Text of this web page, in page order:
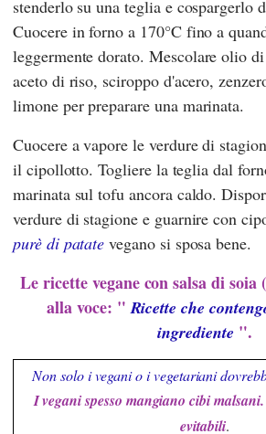
stenderlo su una teglia e cospargerlo
Cuocere in forno a 170°C fino a
leggermente dorato. Mescolare olio
aceto di riso, sciroppo d'acero,
limone per preparare una marinata.
Cuocere a vapore le verdure di
il cipollotto. Togliere la teglia dal
marinata sul tofu ancora caldo.
verdure di stagione e guarnire con
purè di patate vegano si sposa bene.
Le ricette vegane con salsa di
alla voce: "Ricette che
ingrediente ".
Non solo i vegani o i vegetariani
I vegani spesso mangiano cibi
evitabili.